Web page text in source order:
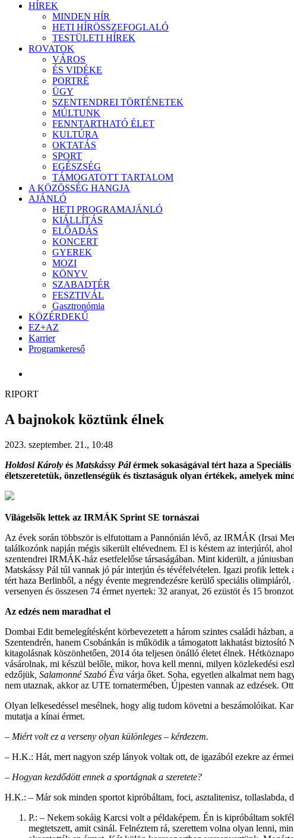
HÍREK
MINDEN HÍR
HETI HÍRÖSSZEFOGLALÓ
TESTÜLETI HÍREK
ROVATOK
VÁROS
ÉS VIDÉKE
PORTRÉ
ÜGY
SZENTENDREI TÖRTÉNETEK
MÚLTUNK
FENNTARTHATÓ ÉLET
KULTÚRA
OKTATÁS
SPORT
EGÉSZSÉG
TÁMOGATOTT TARTALOM
A KÖZÖSSÉG HANGJA
AJÁNLÓ
HETI PROGRAMAJÁNLÓ
KIÁLLÍTÁS
ELŐADÁS
KONCERT
GYEREK
MOZI
KÖNYV
SZABADTÉR
FESZTIVÁL
Gasztronómia
KÖZÉRDEKŰ
EZ+AZ
Karrier
Programkereső
RIPORT
A bajnokok köztünk élnek
2023. szeptember. 21., 10:48
Holdosi Károly és Matskássy Pálérmek sokaságával tért haza a
életszeretetük, önzetlenségük és tisztaságuk olyan értékek, amelyek
Világelsők lettek az IRMÁK Sprint SE tornászai
Az évek során többször is elfutottam a Pannónián lévő, az IRMÁK (Irsai
találkozónk napján mégis sikerült eltévednem. El is késtem az interjúról,
szentendrei IRMÁK-ház esetfelelőse társaságában. Mint kiderült, a
Matskássy Pál túl vannak jó pár interjún és tévéfelvételen. Igazi profik
tért haza Berlinből, a négy évente megrendezésre kerülő speciális
versenyen és összesen 74 érmet nyertek: 32 aranyat, 26 ezüstöt és 15 bronzot.
Az edzés nem maradhat el
Dombai Edit bemelegítésként körbevezetett a három szintes családi
Szentendrén, hanem Csobánkán is működik a támogatott lakhatást
kitagolásnak köszönhetően, 2014 óta teljesen önálló életet élnek.
vásárolnak, mi készül belőle, mikor, hova kell menni, milyen közlekedési
edzőjük , Salamonné Szabó Éva várja őket. Soha, egyetlen alkalmat nem
nem utaznak, akkor az UTE tornatermében, Újpesten vannak az edzések.
Olyan lelkesedéssel mesélnek, hogy alig tudom követni a beszámolóikat.
mutatja a kínai érmet.
– Miért volt ez a verseny olyan különleges – kérdezem.
– H.K.: Hát, mert nagyon szép lányok voltak ott, de igazából ezekre az
– Hogyan kezdődött ennek a sportágnak a szeretete?
H.K.: – Már sok minden sportot kipróbáltam, foci, asztalitenisz, tollaslabda,
P.: – Nekem sokáig Karcsi volt a példaképem. Én is kipróbáltam
megtetszett, amit csinál. Felnéztem rá, szerettem volna olyan lenni,